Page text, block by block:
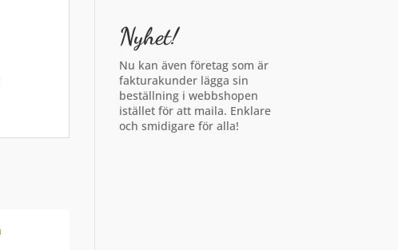
Nyhet!
Nu kan även företag som är
fakturakunder lägga sin
beställning i webbshopen
istället för att maila. Enklare
och smidigare för alla!